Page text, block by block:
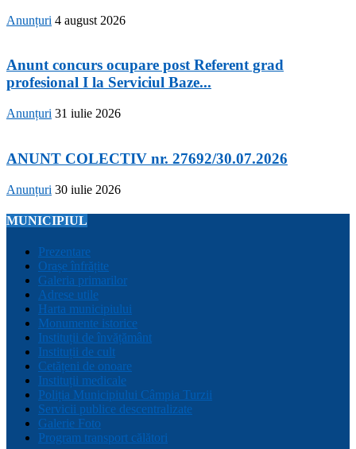
Anunțuri 4 august 2026
Anunt concurs ocupare post Referent grad
profesional I la Serviciul Baze...
Anunțuri 31 iulie 2026
ANUNT COLECTIV nr. 27692/30.07.2026
Anunțuri 30 iulie 2026
MUNICIPIUL
Prezentare
Orașe înfrățite
Galeria primarilor
Adrese utile
Harta municipiului
Monumente istorice
Instituții de învățământ
Instituții de cult
Cetățeni de onoare
Instituții medicale
Poliția Municipiului Câmpia Turzii
Servicii publice descentralizate
Galerie Foto
Program transport călători